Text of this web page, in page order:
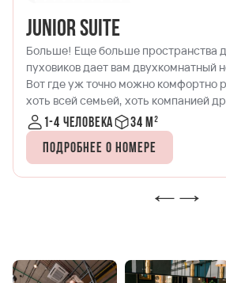
Junior Suite
Больше! Еще больше пространства
пуховиков дает вам двухкомнатный
Вот где уж точно можно комфортно
хоть всей семьей, хоть компанией
заниматься каждый своим делом. В
может продуктивно работать Иван
рядом с ним готовить ужин в
Гриша пускай отдохнет на диване за
1-4 человека
34 м²
Подробнее о номере